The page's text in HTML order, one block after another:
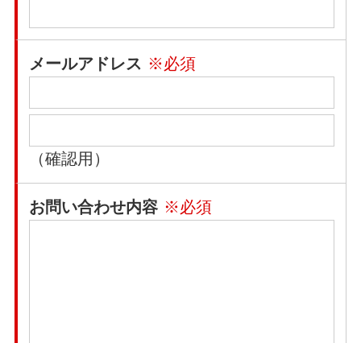
メールアドレス ※必須
（確認用）
お問い合わせ内容 ※必須